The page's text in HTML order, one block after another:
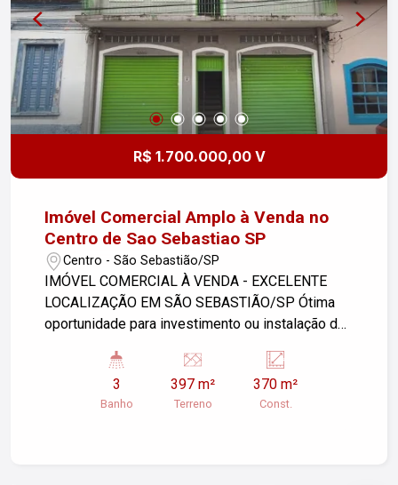
R$ 1.700.000,00 V
Imóvel Comercial Amplo à Venda no
Centro de Sao Sebastiao SP
Centro - São Sebastião/SP
IMÓVEL COMERCIAL À VENDA - EXCELENTE
LOCALIZAÇÃO EM SÃO SEBASTIÃO/SP Ótima
oportunidade para investimento ou instalação de
independentes, distribuídos entre piso térreo e
superior, oferecendo excelente aproveitamento
de espaço: -Área maior térreo 113m² Sala da
3
Banho
397 m²
Terreno
370 m²
Const.